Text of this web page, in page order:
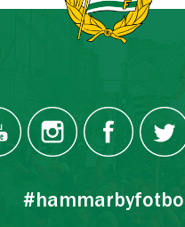
#hammarbyfotboll